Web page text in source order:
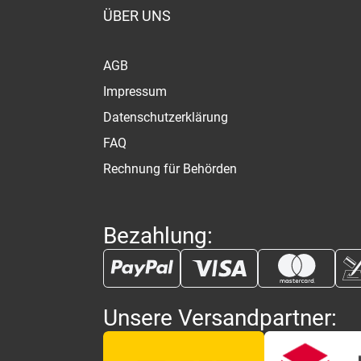
ÜBER UNS
AGB
Impressum
Datenschutzerklärung
FAQ
Rechnung für Behörden
Bezahlung:
Unsere Versandpartner: